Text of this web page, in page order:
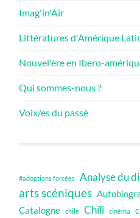
Imag'in'Air
Littératures d'Amérique
Nouvel'ère en Ibero-
Qui sommes-nous ?
Voix/es du passé
#adoptions forcées Analyse du
arts scéniques
Catalogne
chile Chili cinéma